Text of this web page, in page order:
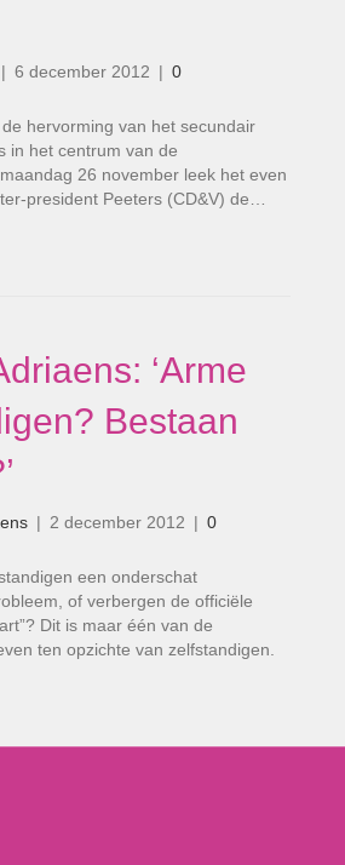
| 6 december 2012 | 0
hervorming van het secundair
in het centrum van de
26 november leek het even
president Peeters (CD&V) de…
‘Arme
Bestaan
| 2 december 2012 | 0
een onderschat
of verbergen de officiële
Dit is maar één van de
ten opzichte van zelfstandigen.